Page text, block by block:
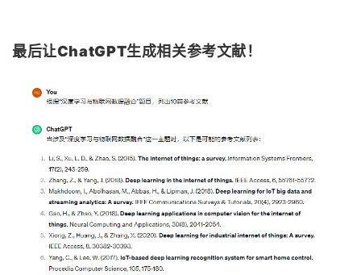
最后让ChatGPT生成相关参考文献！